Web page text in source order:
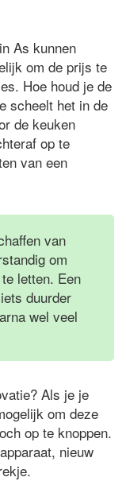
As kunnen
om de prijs te
Hoe houd je de
scheelt het in de
de keuken
op te
van een
van
om
letten. Een
duurder
wel veel
Als je je
om deze
op te knoppen.
nieuw